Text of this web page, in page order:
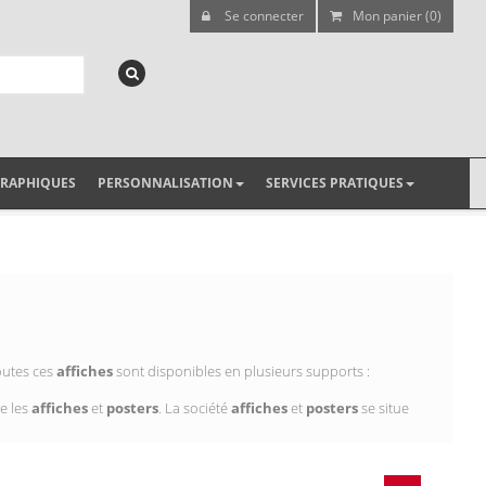
Se connecter Mon panier (0)
PERSONNALISATION SERVICES PRATIQUES
cesaffichessont disponibles en plusieurs supports :
lesafficheset posters. La sociétéafficheset postersse situe